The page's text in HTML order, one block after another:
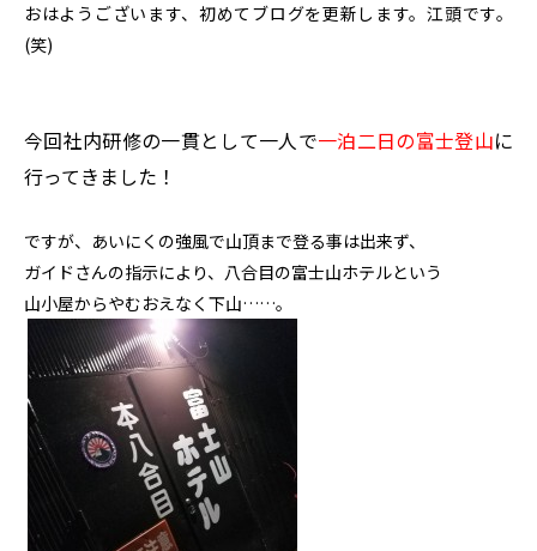
おはようございます、初めてブログを更新します。江頭です。
(笑)
今回社内研修の一貫として一人で一泊二日の富士登山に
行ってきました！
ですが、あいにくの強風で山頂まで登る事は出来ず、
ガイドさんの指示により、八合目の富士山ホテルという
山小屋からやむおえなく下山……。